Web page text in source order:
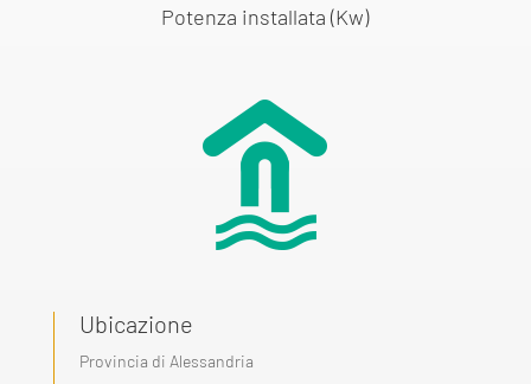
Potenza installata (Kw)
Ubicazione
Provincia di Alessandria